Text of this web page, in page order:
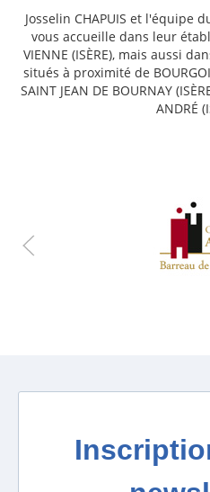
Josselin CHAPUIS et l'équipe
vous accueille dans leur
VIENNE (ISÈRE), mais aussi
situés à proximité de
SAINT JEAN DE BOURNAY
ANDRÉ